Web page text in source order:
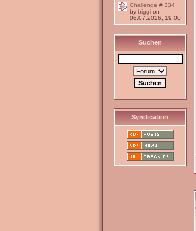
Challenge # 334
by biggion
06.07.2026, 19:00
Suchen
Syndication